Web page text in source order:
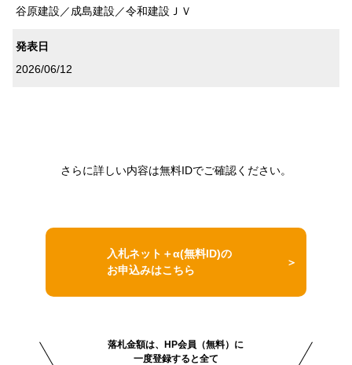
谷原建設／成島建設／令和建設ＪＶ
発表日
2026/06/12
さらに詳しい内容は無料IDでご確認ください。
入札ネット＋α(無料ID)の
お申込みはこちら
落札金額は、HP会員（無料）に
一度登録すると全て